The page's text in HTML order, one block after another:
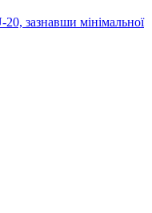
зазнавши мінімальної